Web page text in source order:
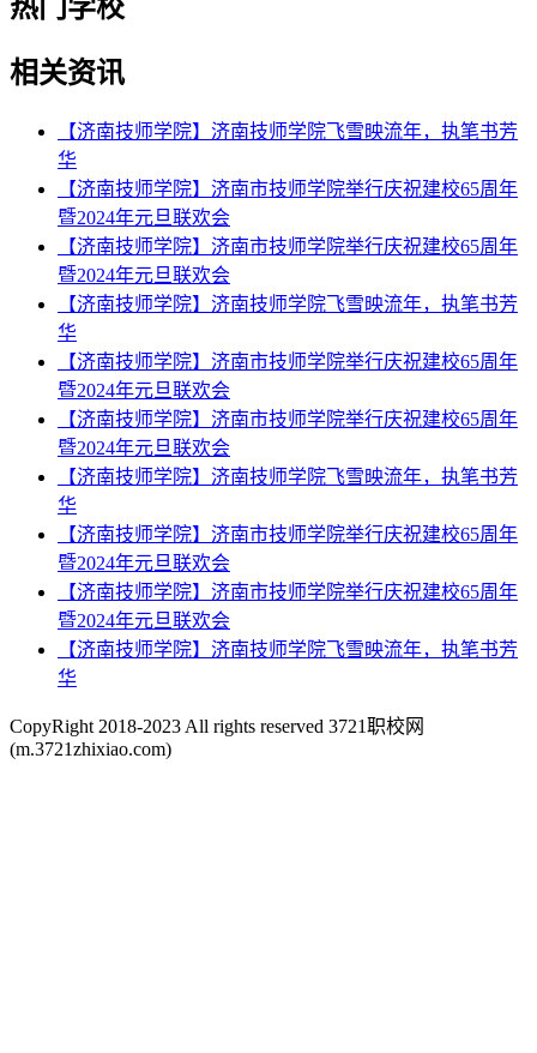
热门学校
相关资讯
【济南技师学院】济南技师学院飞雪映流年，执笔书芳
华
【济南技师学院】济南市技师学院举行庆祝建校65周年
暨2024年元旦联欢会
【济南技师学院】济南市技师学院举行庆祝建校65周年
暨2024年元旦联欢会
【济南技师学院】济南技师学院飞雪映流年，执笔书芳
华
【济南技师学院】济南市技师学院举行庆祝建校65周年
暨2024年元旦联欢会
【济南技师学院】济南市技师学院举行庆祝建校65周年
暨2024年元旦联欢会
【济南技师学院】济南技师学院飞雪映流年，执笔书芳
华
【济南技师学院】济南市技师学院举行庆祝建校65周年
暨2024年元旦联欢会
【济南技师学院】济南市技师学院举行庆祝建校65周年
暨2024年元旦联欢会
【济南技师学院】济南技师学院飞雪映流年，执笔书芳
华
CopyRight 2018-2023 All rights reserved 3721职校网
(m.3721zhixiao.com)